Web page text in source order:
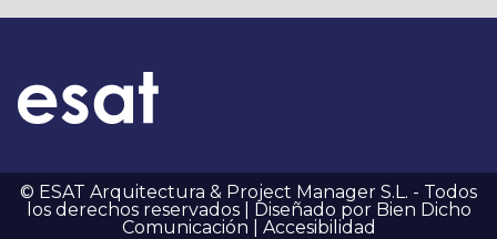
© ESAT Arquitectura & Project Manager S.L. - Todos
los derechos reservados | Diseñado por Bien Dicho
Comunicación | Accesibilidad